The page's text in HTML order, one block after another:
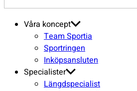
Våra koncept
Team Sportia
Sportringen
Inköpsansluten
Specialister
Längdspecialist